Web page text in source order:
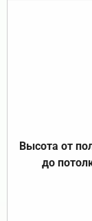
Высота от
до